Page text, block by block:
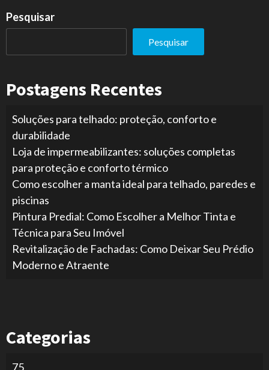
Pesquisar
Pesquisar
Postagens Recentes
Soluções para telhado: proteção, conforto e
durabilidade
Loja de impermeabilizantes: soluções completas
para proteção e conforto térmico
Como escolher a manta ideal para telhado, paredes e
piscinas
Pintura Predial: Como Escolher a Melhor Tinta e
Técnica para Seu Imóvel
Revitalização de Fachadas: Como Deixar Seu Prédio
Moderno e Atraente
Categorias
75